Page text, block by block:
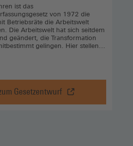
ist das
von 1972 die
Betriebsräte die Arbeitswelt
Die Arbeitswelt hat sich seitdem
geändert, die Transformation
gelingen. Hier stellen
Gesetzentwurf
Gesetzentwurf
modernes